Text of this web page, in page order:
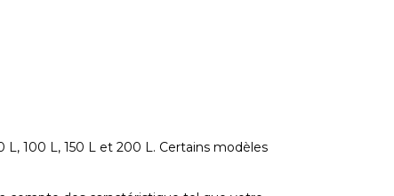
100 L, 150 L et 200 L. Certains modèles